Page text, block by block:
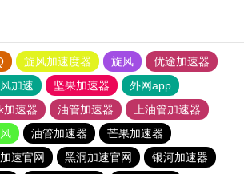
旋风加速度器 旋风
优途加速器
加速 坚果加速器
外网app
加速器 油管加速器
上油管加速器
油管加速器
芒果加速器
速官网 黑洞加速官网
银河加速器